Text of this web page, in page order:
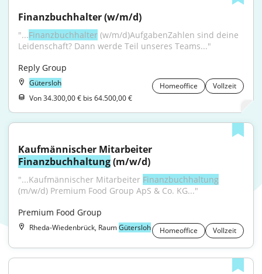
Finanzbuchhalter (w/m/d)
"...Finanzbuchhalter (w/m/d)AufgabenZahlen sind deine
Leidenschaft? Dann werde Teil unseres Teams..."
Reply Group
Gütersloh Homeoffice
Vollzeit
Von 34.300,00 € bis 64.500,00 €
Finanzbuchhaltung (m/w/d)
"...Kaufmännischer Mitarbeiter Finanzbuchhaltung
(m/w/d) Premium Food Group ApS & Co. KG..."
Premium Food Group
Rheda-Wiedenbrück, RaumGütersloh Homeoffice Vollzeit